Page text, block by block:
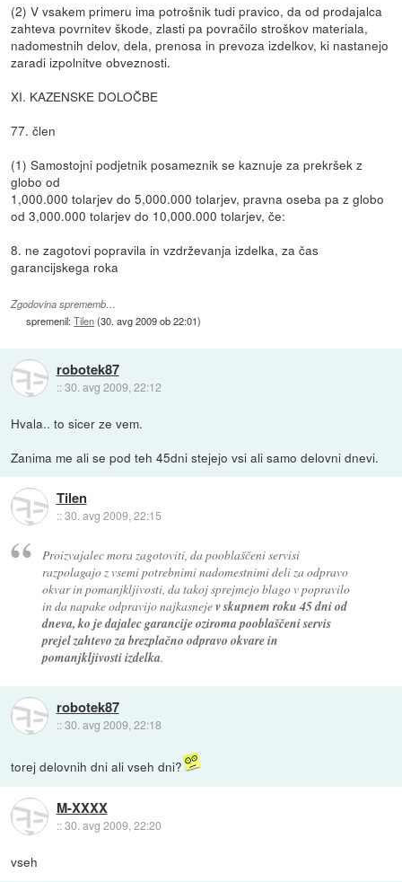
(2) V vsakem primeru ima potrošnik tudi pravico, da od prodajalca
zahteva povrnitev škode, zlasti pa povračilo stroškov materiala,
nadomestnih delov, dela, prenosa in prevoza izdelkov, ki nastanejo
zaradi izpolnitve obveznosti.
XI. KAZENSKE DOLOČBE
77. člen
(1) Samostojni podjetnik posameznik se kaznuje za prekršek z
globo od
1,000.000 tolarjev do 5,000.000 tolarjev, pravna oseba pa z globo
od 3,000.000 tolarjev do 10,000.000 tolarjev, če:
8. ne zagotovi popravila in vzdrževanja izdelka, za čas
garancijskega roka
Zgodovina sprememb…
spremenil:Tilen(30. avg 2009 ob 22:01)
robotek87
::30. avg 2009, 22:12
Hvala.. to sicer ze vem.
Zanima me ali se pod teh 45dni stejejo vsi ali samo delovni dnevi.
Tilen
::30. avg 2009, 22:15
Proizvajalec mora zagotoviti, da pooblaščeni servisi
razpolagajo z vsemi potrebnimi nadomestnimi deli za odpravo
okvar in pomanjkljivosti, da takoj sprejmejo blago v popravilo
in da napake odpravijo najkasnejev skupnem roku 45 dni od
dneva, ko je dajalec garancije oziroma pooblaščeni servis
prejel zahtevo za brezplačno odpravo okvare in
pomanjkljivosti izdelka.
robotek87
::30. avg 2009, 22:18
torej delovnih dni ali vseh dni?
M-XXXX
::30. avg 2009, 22:20
vseh